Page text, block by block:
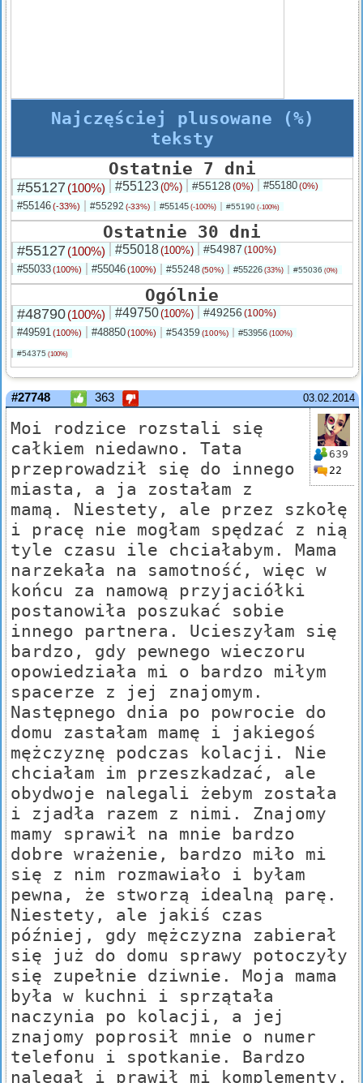
Najczęściej plusowane (%)
teksty
Ostatnie 7 dni
#55127 (100%) #55123(0%) #55128 (0%) #55180(0%)
#55146(-33%) #55292 (-33%) #55145 (-100%) #55190 (-100%)
Ostatnie 30 dni
#55127 (100%) #55018(100%) #54987 (100%)
#55033(100%) #55046(100%) #55248 (50%) #55226 (33%) #55036 (0%)
Ogólnie
#48790(100%) #49750(100%) #49256 (100%)
#49591(100%) #48850(100%) #54359 (100%) #53956 (100%)
#54375 (100%)
03.02.2014
#27748 363
639
22
Moi rodzice rozstali się
całkiem niedawno. Tata
przeprowadził się do innego
miasta, a ja zostałam z
mamą. Niestety, ale przez szkołę
i pracę nie mogłam spędzać z nią
tyle czasu ile chciałabym. Mama
narzekała na samotność, więc w
końcu za namową przyjaciółki
postanowiła poszukać sobie
innego partnera. Ucieszyłam się
bardzo, gdy pewnego wieczoru
opowiedziała mi o bardzo miłym
spacerze z jej znajomym.
Następnego dnia po powrocie do
domu zastałam mamę i jakiegoś
mężczyznę podczas kolacji. Nie
chciałam im przeszkadzać, ale
obydwoje nalegali żebym została
i zjadła razem z nimi. Znajomy
mamy sprawił na mnie bardzo
dobre wrażenie, bardzo miło mi
się z nim rozmawiało i byłam
pewna, że stworzą idealną parę.
Niestety, ale jakiś czas
później, gdy mężczyzna zabierał
się już do domu sprawy potoczyły
się zupełnie dziwnie. Moja mama
była w kuchni i sprzątała
naczynia po kolacji, a jej
znajomy poprosił mnie o numer
telefonu i spotkanie. Bardzo
nalegał i prawił mi komplementy.